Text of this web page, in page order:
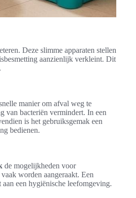
Deze slimme apparaten stellen
aanzienlijk verkleint. Dit
manier om afval weg te
van bacteriën vermindert. In een
is het gebruiksgemak een
bedienen.
de mogelijkheden voor
worden aangeraakt. Een
een hygiënische leefomgeving.